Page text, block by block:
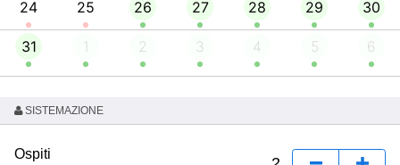
24 25 26 27 28 29 30
31 1 2 3 4 5 6
SISTEMAZIONE
Ospiti